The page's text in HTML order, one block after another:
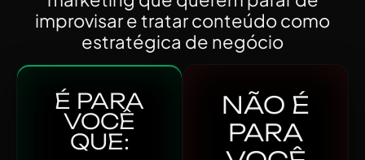
improvisare tratar conteúdo como
estratégica de negócio
É PARA
VOCÊ
QUE:
NÃO É
PARA